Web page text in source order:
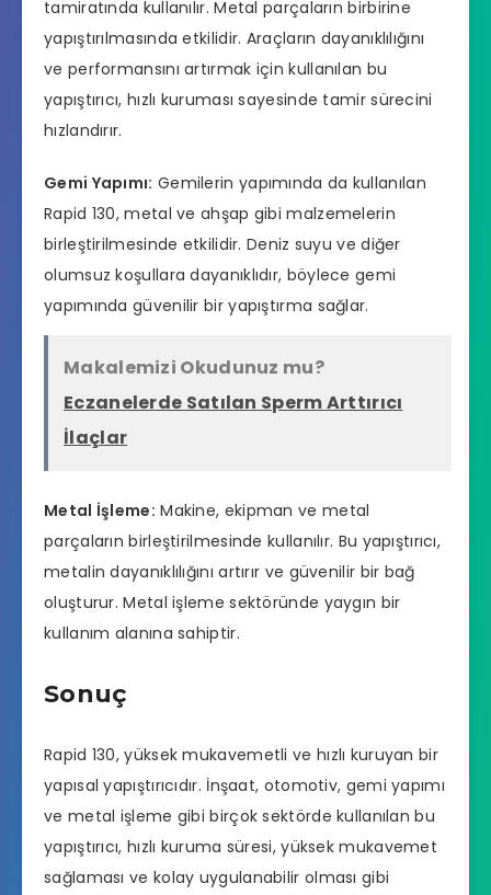
tamiratında kullanılır. Metal parçaların birbirine
yapıştırılmasında etkilidir. Araçların dayanıklılığını
ve performansını artırmak için kullanılan bu
yapıştırıcı, hızlı kuruması sayesinde tamir sürecini
hızlandırır.
Gemi Yapımı: Gemilerin yapımında da kullanılan
Rapid 130, metal ve ahşap gibi malzemelerin
birleştirilmesinde etkilidir. Deniz suyu ve diğer
olumsuz koşullara dayanıklıdır, böylece gemi
yapımında güvenilir bir yapıştırma sağlar.
Makalemizi Okudunuz mu?
Eczanelerde Satılan Sperm Arttırıcı
İlaçlar
Metal İşleme: Makine, ekipman ve metal
parçaların birleştirilmesinde kullanılır. Bu yapıştırıcı,
metalin dayanıklılığını artırır ve güvenilir bir bağ
oluşturur. Metal işleme sektöründe yaygın bir
kullanım alanına sahiptir.
Sonuç
Rapid 130, yüksek mukavemetli ve hızlı kuruyan bir
yapısal yapıştırıcıdır. İnşaat, otomotiv, gemi yapımı
ve metal işleme gibi birçok sektörde kullanılan bu
yapıştırıcı, hızlı kuruma süresi, yüksek mukavemet
sağlaması ve kolay uygulanabilir olması gibi